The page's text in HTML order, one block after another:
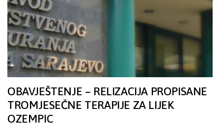
OBAVJEŠTENJE – RELIZACIJA PROPISANE
TROMJESEČNE TERAPIJE ZA LIJEK
OZEMPIC